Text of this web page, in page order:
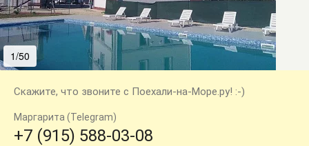
1/50
Скажите, что звоните с Поехали-на-Море.ру! :-)
Маргарита (Telegram)
+7 (915) 588-03-08